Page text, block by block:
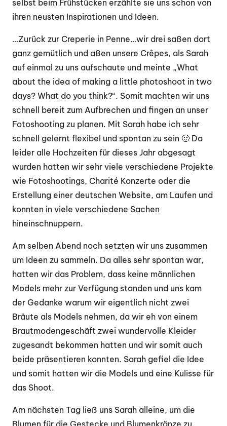
selbst beim Frühstücken erzählte sie uns schon von
ihren neusten Inspirationen und Ideen.
…Zurück zur Creperie in Penne…wir drei saßen dort
ganz gemütlich und aßen unsere Crêpes, als Sarah
auf einmal zu uns aufschaute und meinte „What
about the idea of making a little photoshoot in two
days? What do you think?“. Somit machten wir uns
schnell bereit zum Aufbrechen und fingen an unser
Fotoshooting zu planen. Mit Sarah habe ich sehr
schnell gelernt flexibel und spontan zu sein 🙂 Da
leider alle Hochzeiten für dieses Jahr abgesagt
wurden hatten wir sehr viele verschiedene Projekte
wie Fotoshootings, Charité Konzerte oder die
Erstellung einer deutschen Website, am Laufen und
konnten in viele verschiedene Sachen
hineinschnuppern.
Am selben Abend noch setzten wir uns zusammen
um Ideen zu sammeln. Da alles sehr spontan war,
hatten wir das Problem, dass keine männlichen
Models mehr zur Verfügung standen und uns kam
der Gedanke warum wir eigentlich nicht zwei
Bräute als Models nehmen, da wir eh von einem
Brautmodengeschäft zwei wundervolle Kleider
zugesandt bekommen hatten und wir somit auch
beide präsentieren konnten. Sarah gefiel die Idee
und somit hatten wir die Models und eine Kulisse für
das Shoot.
Am nächsten Tag ließ uns Sarah alleine, um die